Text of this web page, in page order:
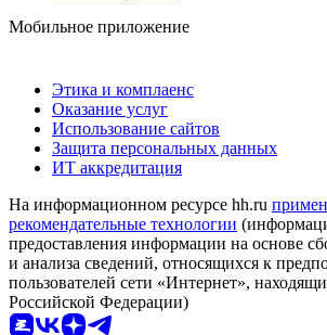
Мобильное приложение
Этика и комплаенс
Оказание услуг
Использование сайтов
Защита персональных данных
ИТ аккредитация
На информационном ресурсе hh.ru
рекомендательные технологии
предоставления информации на основе
и анализа сведений, относящихся к
пользователей сети «Интернет»,
Российской Федерации)